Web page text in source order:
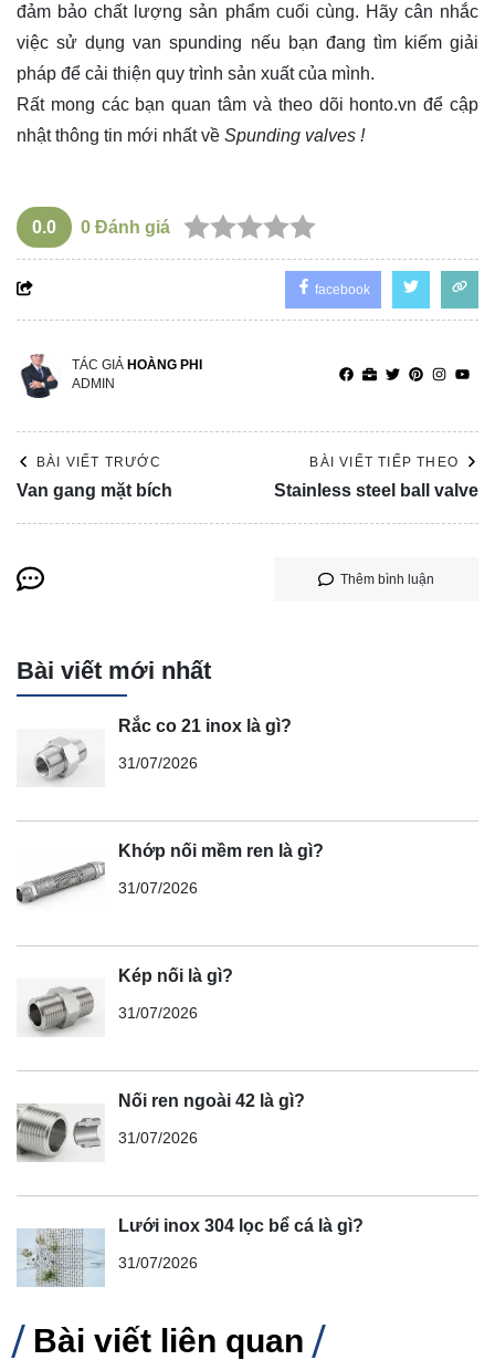
đảm bảo chất lượng sản phẩm cuối cùng. Hãy cân nhắc
việc sử dụng van spunding nếu bạn đang tìm kiếm giải
pháp để cải thiện quy trình sản xuất của mình.
Rất mong các bạn quan tâm và theo dõi honto.vn để cập
nhật thông tin mới nhất về Spunding valves !
0.0 0 Đánh giá
facebook
TÁC GIẢ HOÀNG PHI
ADMIN
BÀI VIẾT TRƯỚC
Van gang mặt bích
BÀI VIẾT TIẾP THEO
Stainless steel ball valve
Thêm bình luận
Bài viết mới nhất
Rắc co 21 inox là gì?
31/07/2026
Khớp nối mềm ren là gì?
31/07/2026
Kép nối là gì?
31/07/2026
Nối ren ngoài 42 là gì?
31/07/2026
Lưới inox 304 lọc bể cá là gì?
31/07/2026
Bài viết liên quan